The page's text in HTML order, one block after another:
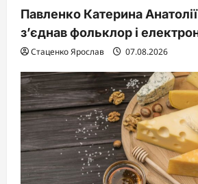
Павленко Катерина
з’єднав фольклор і
Стаценко Ярослав 07.08.2026